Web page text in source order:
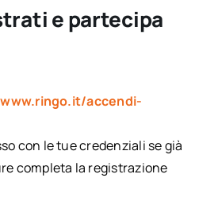
e partecipa
www.ringo.it/accendi-
con le tue credenziali se già
completa la registrazione